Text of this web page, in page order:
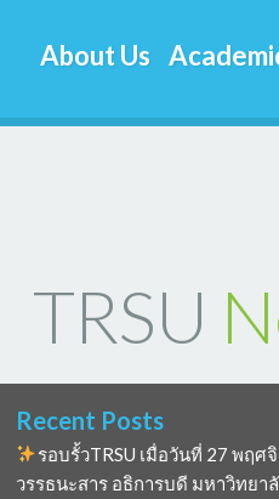
About Us
TRSU
Recent Posts
รอบรั้วTRSU เมื่อวันที่ 27 พฤศ
วรรธนะสาร อธิการบดี มหาวิทยา